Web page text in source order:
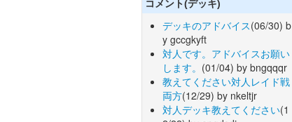
コメント(デッキ)
デッキのアドバイス(06/30) b
y gccgkyft
対人です。アドバイスお願い
します。 (01/04) by bngqqqr
教えてください対人レイド戦
両方(12/29) by nkeltjr
対人デッキ教えてください(1